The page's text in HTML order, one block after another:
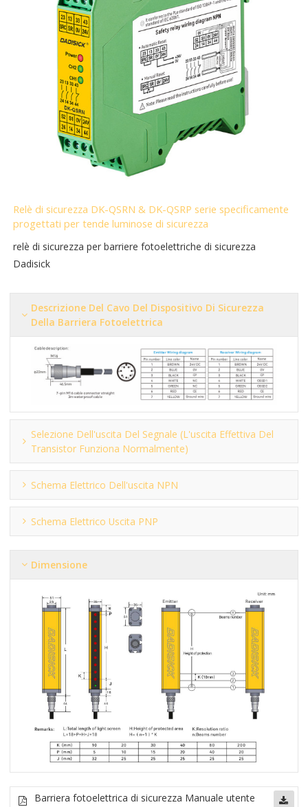
Relè di sicurezza DK-QSRN & DK-QSRP serie specificamente
progettati per tende luminose di sicurezza
relè di sicurezza per barriere fotoelettriche di sicurezza
Dadisick
Descrizione Del Cavo Del Dispositivo Di Sicurezza
Della Barriera Fotoelettrica
Selezione Dell'uscita Del Segnale (l'uscita Effettiva Del
Transistor Funziona Normalmente)
Schema Elettrico Dell'uscita NPN
Schema Elettrico Uscita PNP
Dimensione
Barriera fotoelettrica di sicurezza Manuale utente